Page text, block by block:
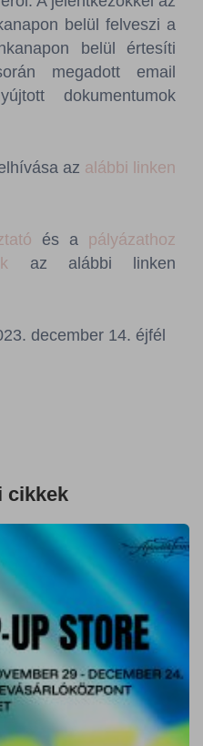
belül felveszi a
belül értesíti
megadott email
dokumentumok
az alábbi linken
és a pályázathoz
az alábbi linken
december 14. éjfél
cikkek